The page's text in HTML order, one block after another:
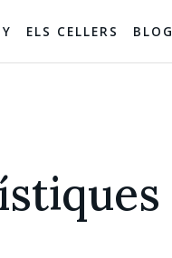
ELS CELLERS BLOG